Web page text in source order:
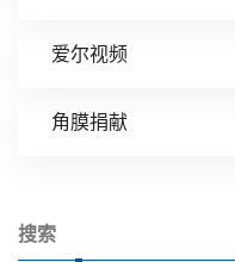
爱尔视频
角膜捐献
搜索